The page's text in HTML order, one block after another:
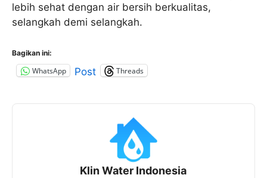
lebih sehat dengan air bersih berkualitas,
selangkah demi selangkah.
Bagikan ini:
WhatsApp Post Threads
Klin Water Indonesia